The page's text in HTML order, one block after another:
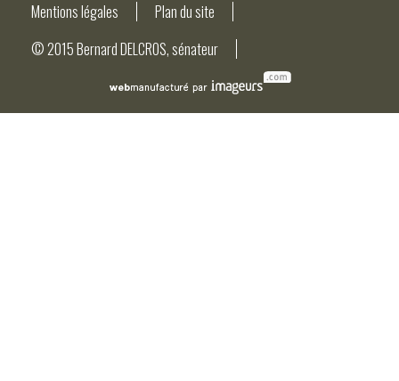
Mentions légales
Plan du site
© 2015 Bernard DELCROS, sénateur